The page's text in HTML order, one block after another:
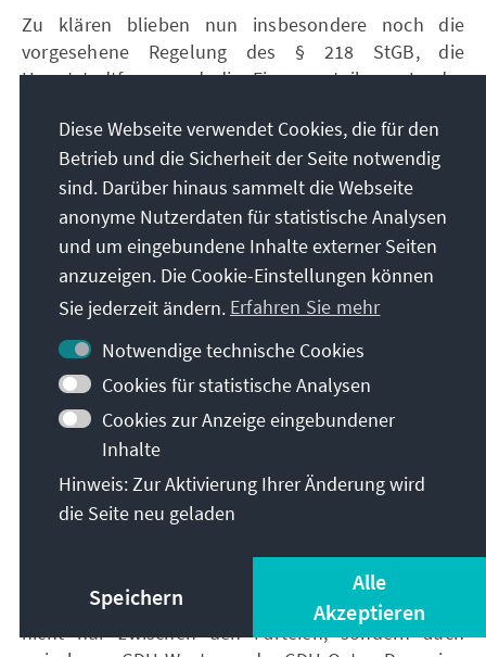
Zu klären blieben nun insbesondere noch die
vorgesehene Regelung des § 218 StGB, die
Hauptstadtfrage und die Finanzverteilung. In der
letztlich, konsensuale Lösungen zu finden.
Hinsichtlich der erforderlichen Rechtsangleichung
wurde entschieden, das bundesdeutsche Recht
durch eine Generalklausel auf das Gebiet der DDR zu
übertragen. Die angesichts des enormen
Regelungsbedarfs große Zahl der Ausnahmefälle, in
denen für einen Übergangszeitraum weiter DDR-
Recht gelten sollte, wurde in den Anlagen zum
Vertrag festgehalten. In den Fragen, in denen volles
Einvernehmen einstweilen nicht erzielt werden
konnte, versuchte man, zu einer Übergangslösung
zu kommen und die endgültige gesetzliche
Regelung dem gesamtdeutschen Parlament zu
überlassen.
In der Frage des Schwangerschaftsabbruchs lief
alles auf eine zweigeteilte Rechtssituation in
Deutschland hinaus. In der DDR, wo die
Fristenlösung galt, gab es gegensätzliche Positionen
nicht nur zwischen den Parteien, sondern auch
Diese Webseite verwendet Cookies, die für den
Betrieb und die Sicherheit der Seite notwendig
sind. Darüber hinaus sammelt die Webseite
anonyme Nutzerdaten für statistische Analysen
und um eingebundene Inhalte externer Seiten
anzuzeigen. Die Cookie-Einstellungen können
Sie jederzeit ändern. Erfahren Sie mehr
Notwendige technische Cookies
Cookies für statistische Analysen
Cookies zur Anzeige eingebundener
Inhalte
Hinweis: Zur Aktivierung Ihrer Änderung wird
die Seite neu geladen
Speichern
Alle
Akzeptieren